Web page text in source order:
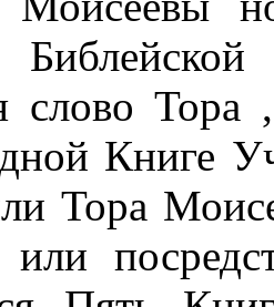
слово
Книге
Тора
или